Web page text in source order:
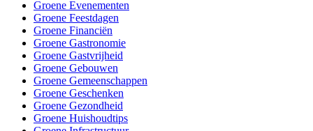
Groene Evenementen
Groene Feestdagen
Groene Financiën
Groene Gastronomie
Groene Gastvrijheid
Groene Gebouwen
Groene Gemeenschappen
Groene Geschenken
Groene Gezondheid
Groene Huishoudtips